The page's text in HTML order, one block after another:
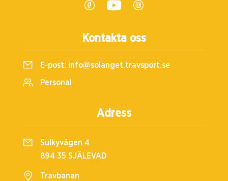
Kontakta oss
E-post: info@solanget.travsport.se
Personal
Adress
Sulkyvägen 4
894 35 SJÄLEVAD
Travbanan